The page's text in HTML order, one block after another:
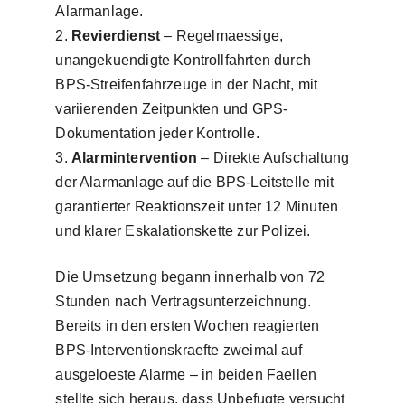
Alarmanlage.
Revierdienst – Regelmaessige,
unangekuendigte Kontrollfahrten durch
BPS-Streifenfahrzeuge in der Nacht, mit
variierenden Zeitpunkten und GPS-
Dokumentation jeder Kontrolle.
Alarmintervention – Direkte Aufschaltung
der Alarmanlage auf die BPS-Leitstelle mit
garantierter Reaktionszeit unter 12 Minuten
und klarer Eskalationskette zur Polizei.
Die Umsetzung begann innerhalb von 72
Stunden nach Vertragsunterzeichnung.
Bereits in den ersten Wochen reagierten
BPS-Interventionskraefte zweimal auf
ausgeloeste Alarme – in beiden Faellen
stellte sich heraus, dass Unbefugte versucht